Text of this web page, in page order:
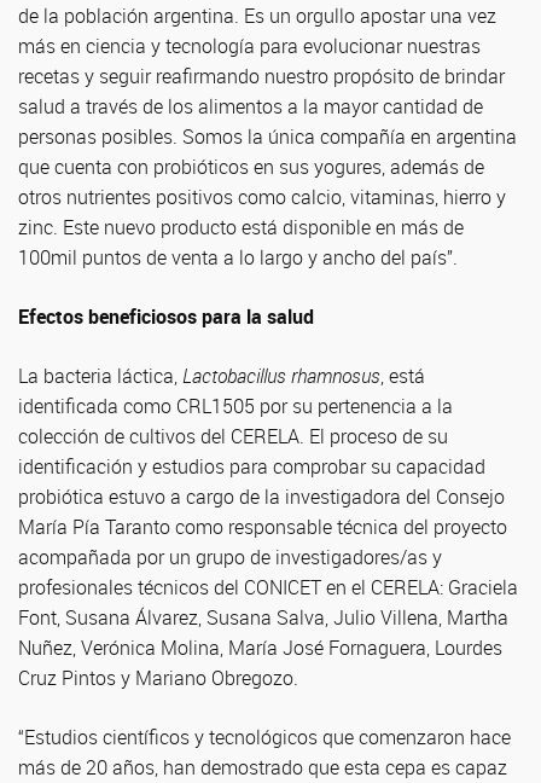
de la población argentina. Es un orgullo apostar una vez
más en ciencia y tecnología para evolucionar nuestras
recetas y seguir reafirmando nuestro propósito de brindar
salud a través de los alimentos a la mayor cantidad de
personas posibles. Somos la única compañía en argentina
que cuenta con probióticos en sus yogures, además de
otros nutrientes positivos como calcio, vitaminas, hierro y
zinc. Este nuevo producto está disponible en más de
100mil puntos de venta a lo largo y ancho del país”.
Efectos beneficiosos para la salud
La bacteria láctica,Lactobacillus rhamnosus, está
identificada como CRL1505 por su pertenencia a la
colección de cultivos del CERELA. El proceso de su
identificación y estudios para comprobar su capacidad
probiótica estuvo a cargo de la investigadora del Consejo
María Pía Taranto como responsable técnica del proyecto
acompañada por un grupo de investigadores/as y
profesionales técnicos del CONICET en el CERELA: Graciela
Font, Susana Álvarez, Susana Salva, Julio Villena, Martha
Nuñez, Verónica Molina, María José Fornaguera, Lourdes
Cruz Pintos y Mariano Obregozo.
“Estudios científicos y tecnológicos que comenzaron hace
más de 20 años, han demostrado que esta cepa es capaz